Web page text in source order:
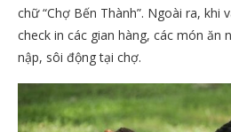
chữ “Chợ Bến Thành”. Ngoài ra,
check in các gian hàng, các món ăn
nập, sôi động tại chợ.